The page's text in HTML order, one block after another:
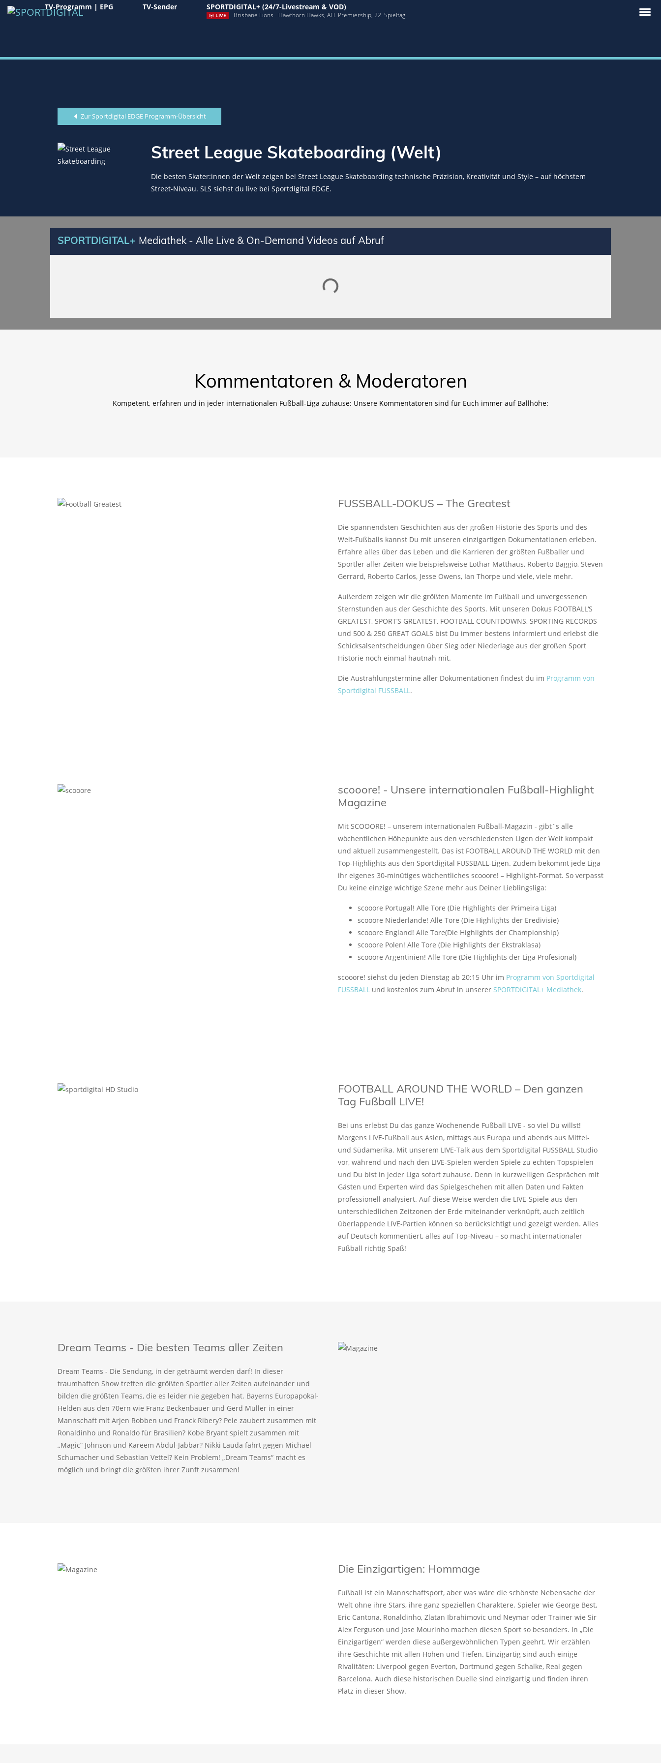
TV-Programm | EPG TV-Sender SPORTDIGITAL+ (24/7-Livestream & VOD)
LIVE Brisbane Lions - Hawthorn Hawks, AFL Premiership, 22. Spieltag
Zur Sportdigital EDGE Programm-Übersicht
Street League Skateboarding (Welt)
Die besten Skater:innen der Welt zeigen bei Street League Skateboarding technische Präzision, Kreativität und Style – auf höchstem
Street-Niveau. SLS siehst du live bei Sportdigital EDGE.
SPORTDIGITAL+ Mediathek - Alle Live & On-Demand Videos auf Abruf
Lade SPORTDIGITAL+ Mediathek
Kommentatoren & Moderatoren
Kompetent, erfahren und in jeder internationalen Fußball-Liga zuhause: Unsere Kommentatoren sind für Euch immer auf Ballhöhe:
FUSSBALL-DOKUS – The Greatest
Die spannendsten Geschichten aus der großen Historie des Sports und des
Welt-Fußballs kannst Du mit unseren einzigartigen Dokumentationen erleben.
Erfahre alles über das Leben und die Karrieren der größten Fußballer und
Sportler aller Zeiten wie beispielsweise Lothar Matthäus, Roberto Baggio, Steven
Gerrard, Roberto Carlos, Jesse Owens, Ian Thorpe und viele, viele mehr.
Außerdem zeigen wir die größten Momente im Fußball und unvergessenen
Sternstunden aus der Geschichte des Sports. Mit unseren Dokus FOOTBALL‘S
GREATEST, SPORT‘S GREATEST, FOOTBALL COUNTDOWNS, SPORTING RECORDS
und 500 & 250 GREAT GOALS bist Du immer bestens informiert und erlebst die
Schicksalsentscheidungen über Sieg oder Niederlage aus der großen Sport
Historie noch einmal hautnah mit.
Die Austrahlungstermine aller Dokumentationen findest du im Programm von
Sportdigital FUSSBALL.
scooore! - Unsere internationalen Fußball-Highlight
Magazine
Mit SCOOORE! – unserem internationalen Fußball-Magazin - gibt´s alle
wöchentlichen Höhepunkte aus den verschiedensten Ligen der Welt kompakt
und aktuell zusammengestellt. Das ist FOOTBALL AROUND THE WORLD mit den
Top-Highlights aus den Sportdigital FUSSBALL-Ligen. Zudem bekommt jede Liga
ihr eigenes 30-minütiges wöchentliches scooore! – Highlight-Format. So verpasst
Du keine einzige wichtige Szene mehr aus Deiner Lieblingsliga:
scooore Portugal! Alle Tore (Die Highlights der Primeira Liga)
scooore Niederlande! Alle Tore (Die Highlights der Eredivisie)
scooore England! Alle Tore(Die Highlights der Championship)
scooore Polen! Alle Tore (Die Highlights der Ekstraklasa)
scooore Argentinien! Alle Tore (Die Highlights der Liga Profesional)
scooore! siehst du jeden Dienstag ab 20:15 Uhr im Programm von Sportdigital
FUSSBALL und kostenlos zum Abruf in unserer SPORTDIGITAL+ Mediathek.
FOOTBALL AROUND THE WORLD – Den ganzen
Tag Fußball LIVE!
Bei uns erlebst Du das ganze Wochenende Fußball LIVE - so viel Du willst!
Morgens LIVE-Fußball aus Asien, mittags aus Europa und abends aus Mittel-
und Südamerika. Mit unserem LIVE-Talk aus dem Sportdigital FUSSBALL Studio
vor, während und nach den LIVE-Spielen werden Spiele zu echten Topspielen
und Du bist in jeder Liga sofort zuhause. Denn in kurzweiligen Gesprächen mit
Gästen und Experten wird das Spielgeschehen mit allen Daten und Fakten
professionell analysiert. Auf diese Weise werden die LIVE-Spiele aus den
unterschiedlichen Zeitzonen der Erde miteinander verknüpft, auch zeitlich
überlappende LIVE-Partien können so berücksichtigt und gezeigt werden. Alles
auf Deutsch kommentiert, alles auf Top-Niveau – so macht internationaler
Fußball richtig Spaß!
Dream Teams - Die besten Teams aller Zeiten
Dream Teams - Die Sendung, in der geträumt werden darf! In dieser
traumhaften Show treffen die größten Sportler aller Zeiten aufeinander und
bilden die größten Teams, die es leider nie gegeben hat. Bayerns Europapokal-
Helden aus den 70ern wie Franz Beckenbauer und Gerd Müller in einer
Mannschaft mit Arjen Robben und Franck Ribery? Pele zaubert zusammen mit
Ronaldinho und Ronaldo für Brasilien? Kobe Bryant spielt zusammen mit
„Magic“ Johnson und Kareem Abdul-Jabbar? Nikki Lauda fährt gegen Michael
Schumacher und Sebastian Vettel? Kein Problem! „Dream Teams“ macht es
möglich und bringt die größten ihrer Zunft zusammen!
Die Einzigartigen: Hommage
Fußball ist ein Mannschaftsport, aber was wäre die schönste Nebensache der
Welt ohne ihre Stars, ihre ganz speziellen Charaktere. Spieler wie George Best,
Eric Cantona, Ronaldinho, Zlatan Ibrahimovic und Neymar oder Trainer wie Sir
Alex Ferguson und Jose Mourinho machen diesen Sport so besonders. In „Die
Einzigartigen“ werden diese außergewöhnlichen Typen geehrt. Wir erzählen
ihre Geschichte mit allen Höhen und Tiefen. Einzigartig sind auch einige
Rivalitäten: Liverpool gegen Everton, Dortmund gegen Schalke, Real gegen
Barcelona. Auch diese historischen Duelle sind einzigartig und finden ihren
Platz in dieser Show.